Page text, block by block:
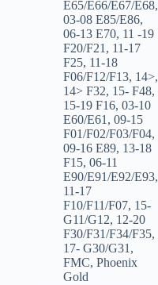
E65/E66/E67/E68,
03-08 E85/E86,
06-13 E70, 11 -19
F20/F21 , 11-17
F25, 11-18
F06/F12/F13, 14>,
14> F32, 15- F48,
15-19 F16, 03-10
E60/E61 , 09-15
F01/F02/F03/F04,
09-16 E89, 13-18
F15, 06-11
E90/E91/E92/E93,
11-17
F10/F11/F07, 15-
G11/G12, 12-20
F30/F31/F34/F35,
17- G30/G31 ,
FMC, Phoenix
Gold